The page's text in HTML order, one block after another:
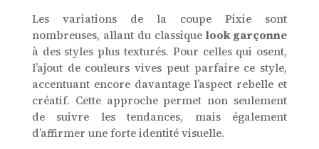
Les variations de la coupe Pixie sont
nombreuses, allant du classiquelook garçonne
à des styles plus texturés. Pour celles qui osent,
l’ajout de couleurs vives peut parfaire ce style,
accentuant encore davantage l’aspect rebelle et
créatif. Cette approche permet non seulement
de suivre les tendances, mais également
d’affirmer une forte identité visuelle.